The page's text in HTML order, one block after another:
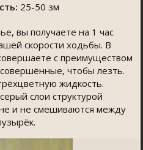
25-50 зм
вы получаете на 1 час
скорости ходьбы. В
с преимуществом
чтобы лезть.
жидкость.
слои структурой
и не смешиваются между